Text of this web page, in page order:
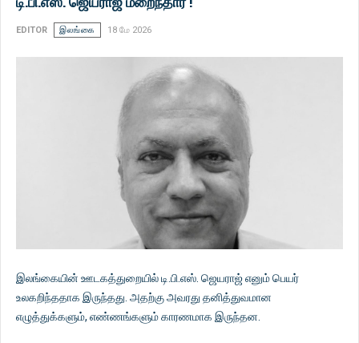
EDITOR இலங்கை 18 மே 2026
இலங்கையின் ஊடகத்துறையில் டி.பி.எஸ். ஜெயராஜ் எனும் பெயர்
உலகறிந்ததாக இருந்தது. அதற்கு அவரது தனித்துவமான
எழுத்துக்களும், எண்ணங்களும் காரணமாக இருந்தன.